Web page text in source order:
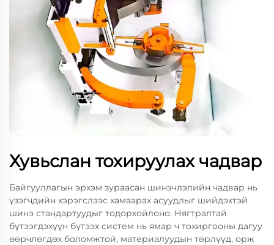
Хувьслан тохируулах чадвар
Байгууллагын эрхэм зураасан шинэчлэлийн чадвар нь
үзэгчдийн хэрэгслээс хамаарах асуудлыг шийдэхтэй
шинэ стандартуудыг тодорхойлоно. Нягтралтай
бүтээгдэхүүн бүтээх систем нь ямар ч тохиргооны дагуу
өөрчлөгдөх боломжтой, материалуудын төрлүүд, орж